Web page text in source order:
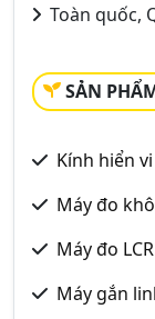
Toàn quốc,
SẢN
Kính hiển vi
Máy đo
Máy đo LCR
Máy gắn